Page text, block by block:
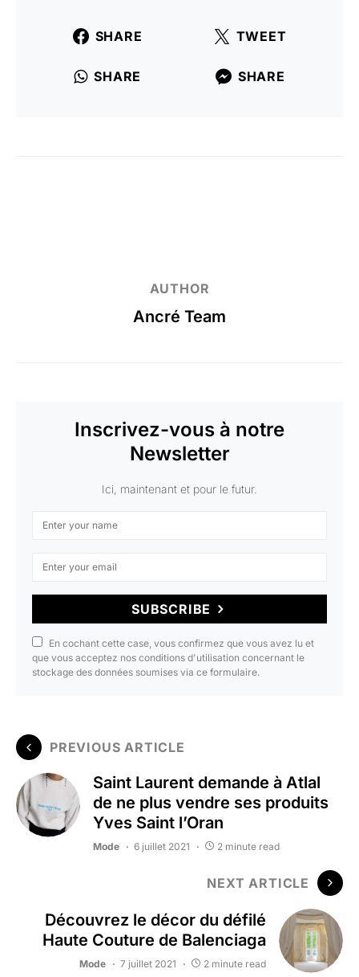
SHARE TWEET
SHARE SHARE
AUTHOR
Ancré Team
Inscrivez-vous à notre
Newsletter
Ici, maintenant et pour le futur.
SUBSCRIBE
En cochant cette case, vous confirmez que vous avez lu et
que vous acceptez nos conditions d'utilisation concernant le
stockage des données soumises via ce formulaire.
PREVIOUS ARTICLE
Saint Laurent demande à Atlal
de ne plus vendre ses produits
Yves Saint l’Oran
Mode 6 juillet 2021 2 minute read
NEXT ARTICLE
Découvrez le décor du défilé
Haute Couture de Balenciaga
Mode 7 juillet 2021 2 minute read